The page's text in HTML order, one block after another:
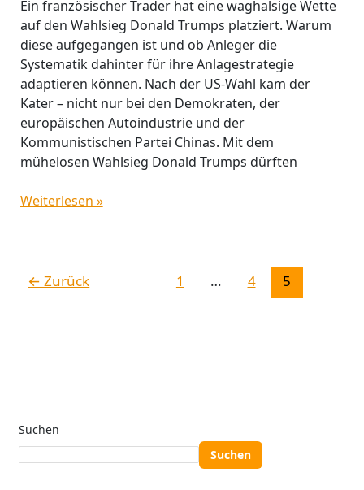
Ein französischer Trader hat eine waghalsige Wette
auf den Wahlsieg Donald Trumps platziert. Warum
diese aufgegangen ist und ob Anleger die
Systematik dahinter für ihre Anlagestrategie
adaptieren können. Nach der US-Wahl kam der
Kater – nicht nur bei den Demokraten, der
europäischen Autoindustrie und der
Kommunistischen Partei Chinas. Mit dem
mühelosen Wahlsieg Donald Trumps dürften
Weiterlesen »
← Zurück 1 … 4 5
Suchen
Suchen